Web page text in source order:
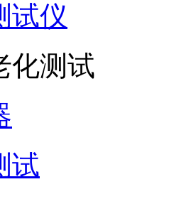
试仪
化测试
试